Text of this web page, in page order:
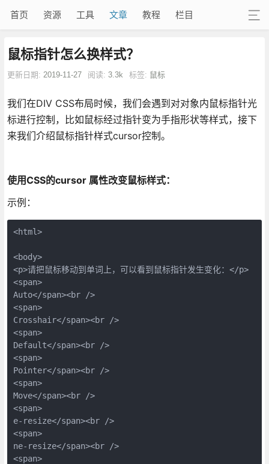
首页 资源 工具 文章 教程 栏目
鼠标指针怎么换样式？
更新日期: 2019-11-27 阅读: 3.3k 标签: 鼠标
我们在DIV CSS布局时候，我们会遇到对对象内鼠标指针光
标进行控制，比如鼠标经过指针变为手指形状等样式，接下
来我们介绍鼠标指针样式cursor控制。
使用CSS的cursor 属性改变鼠标样式：
示例：
<html>
<body>
<p>请把鼠标移动到单词上，可以看到鼠标指针发生变化：</p>
<span>
Auto</span><br />
<span>
Crosshair</span><br />
<span>
Default</span><br />
<span>
Pointer</span><br />
<span>
Move</span><br />
<span>
e-resize</span><br />
<span>
ne-resize</span><br />
<span>